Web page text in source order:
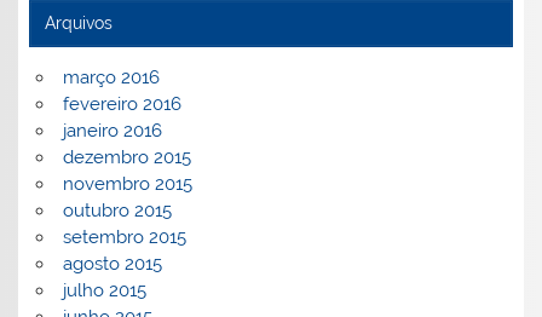
Arquivos
março 2016
fevereiro 2016
janeiro 2016
dezembro 2015
novembro 2015
outubro 2015
setembro 2015
agosto 2015
julho 2015